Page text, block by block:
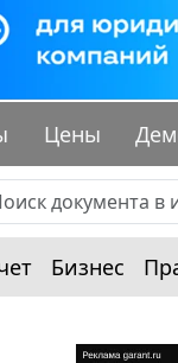
Цены
Бизнес